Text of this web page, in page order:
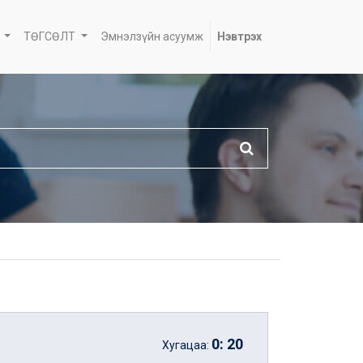
ТӨГСӨЛТ Эмнэлзүйн асуумж Нэвтрэх
Хугацаа: 0: 20